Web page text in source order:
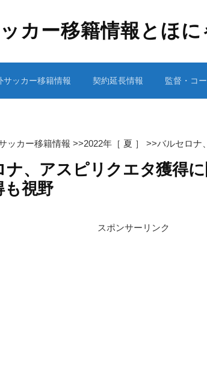
カー移籍情報とほに
サッカー移籍情報 契約延長情報 監督・コ
ッカー移籍情報 >>2022年［ 夏 ］ >>バルセロナ
ナ、アスピリクエタ獲得に
も視野
スポンサーリンク